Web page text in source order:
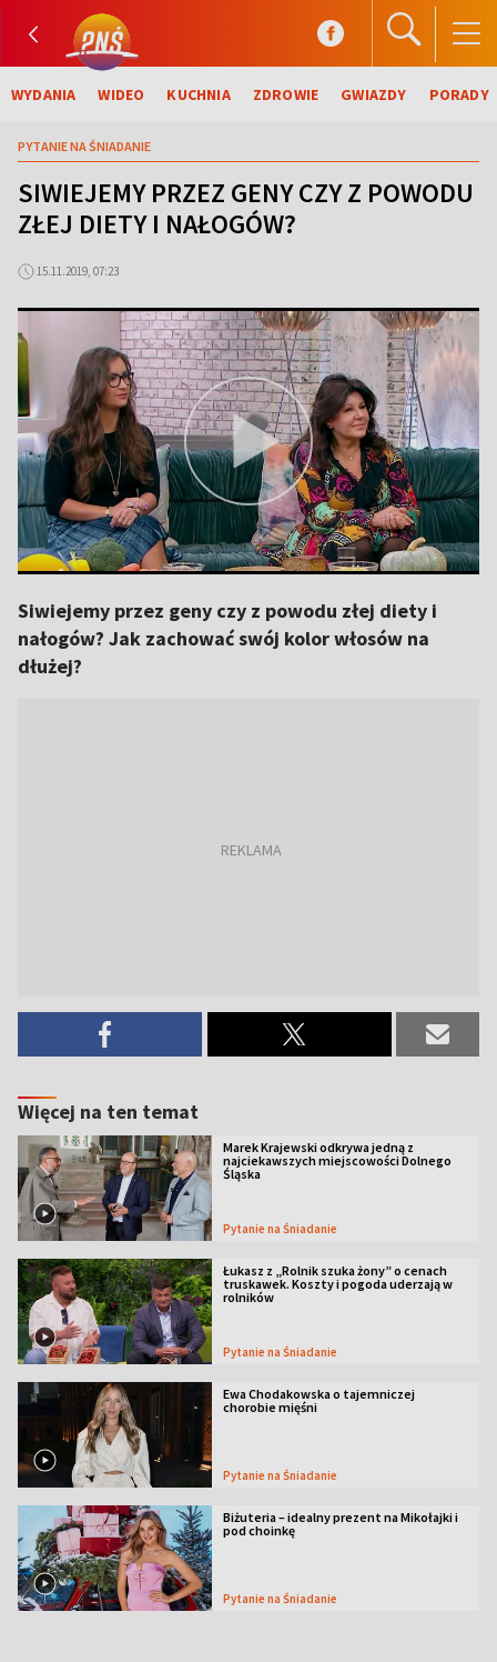
WYDANIA WIDEO KUCHNIA ZDROWIE GWIAZDY PORADY
PYTANIE NA ŚNIADANIE
SIWIEJEMY PRZEZ GENY CZY Z POWODU
ZŁEJ DIETY I NAŁOGÓW?
15.11.2019, 07:23
Siwiejemy przez geny czy z powodu złej diety i
nałogów? Jak zachować swój kolor włosów na
dłużej?
Więcej na ten temat
Marek Krajewski odkrywa jedną z
najciekawszych miejscowości Dolnego
Śląska
Pytanie na Śniadanie
Łukasz z „Rolnik szuka żony” o cenach
truskawek. Koszty i pogoda uderzają w
rolników
Pytanie na Śniadanie
Ewa Chodakowska o tajemniczej
chorobie mięśni
Pytanie na Śniadanie
Biżuteria – idealny prezent na Mikołajki i
pod choinkę
Pytanie na Śniadanie